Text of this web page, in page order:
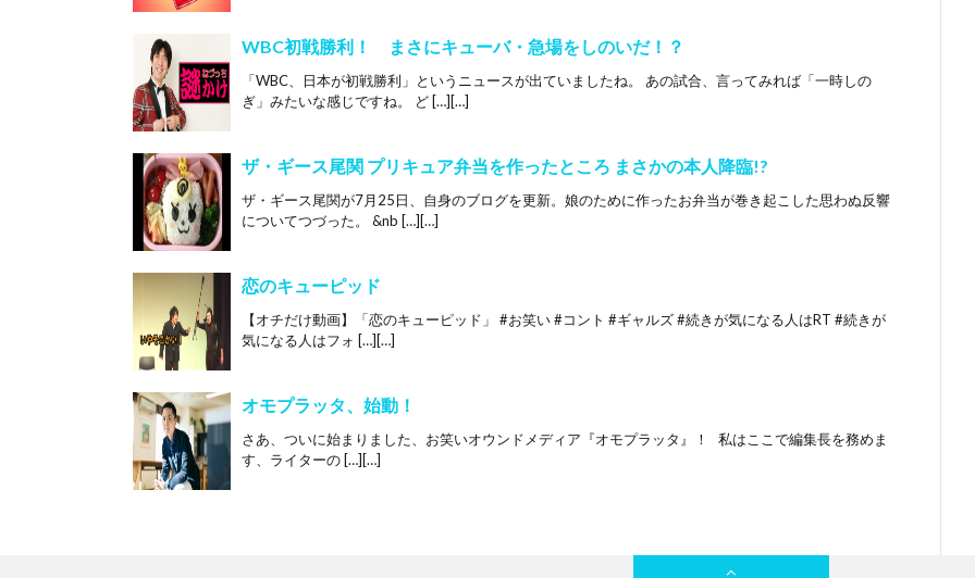
WBC初戦勝利！ まさにキューバ・急場をしのいだ！？
「WBC、日本が初戦勝利」というニュースが出ていましたね。 あの試合、言ってみれば「一時しの
ぎ」みたいな感じですね。 ど […][…]
ザ・ギース尾関 プリキュア弁当を作ったところ まさかの本人降臨!?
ザ・ギース尾関が7月25日、自身のブログを更新。娘のために作ったお弁当が巻き起こした思わぬ反響
についてつづった。 &nb […][…]
恋のキューピッド
【オチだけ動画】「恋のキューピッド」 #お笑い #コント #ギャルズ #続きが気になる人はRT #続きが
気になる人はフォ […][…]
オモプラッタ、始動！
さあ、ついに始まりました、お笑いオウンドメディア『オモプラッタ』！ 私はここで編集長を務めま
す、ライターの […][…]